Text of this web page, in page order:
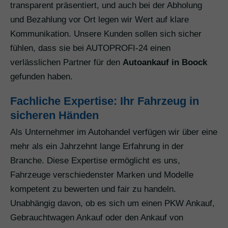
transparent präsentiert, und auch bei der Abholung
und Bezahlung vor Ort legen wir Wert auf klare
Kommunikation. Unsere Kunden sollen sich sicher
fühlen, dass sie bei AUTOPROFI-24 einen
verlässlichen Partner für den Autoankauf in Boock
gefunden haben.
Fachliche Expertise: Ihr Fahrzeug in
sicheren Händen
Als Unternehmer im Autohandel verfügen wir über eine
mehr als ein Jahrzehnt lange Erfahrung in der
Branche. Diese Expertise ermöglicht es uns,
Fahrzeuge verschiedenster Marken und Modelle
kompetent zu bewerten und fair zu handeln.
Unabhängig davon, ob es sich um einen PKW Ankauf,
Gebrauchtwagen Ankauf oder den Ankauf von